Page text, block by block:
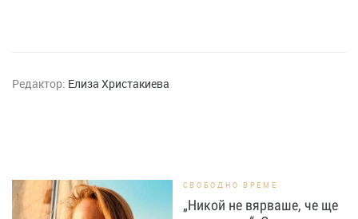
Редактор: Елиза Христакиева
СВОБОДНО ВРЕМЕ
„Никой не вярваше, че ще